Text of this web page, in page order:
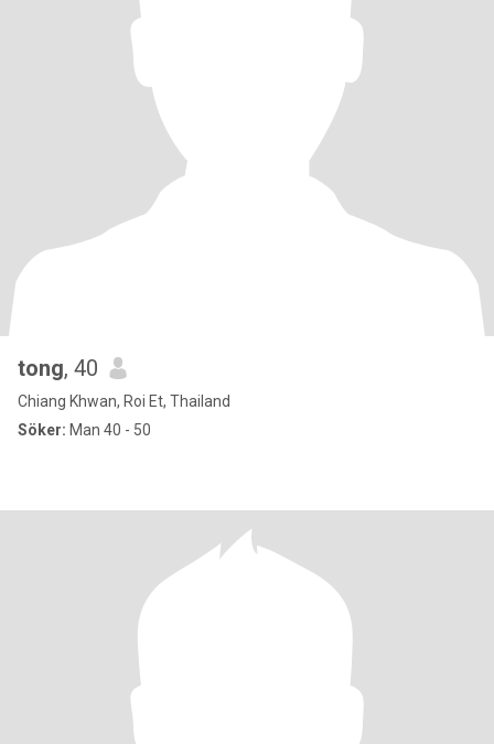
tong, 40
Chiang Khwan, Roi Et, Thailand
Söker: Man 40 - 50